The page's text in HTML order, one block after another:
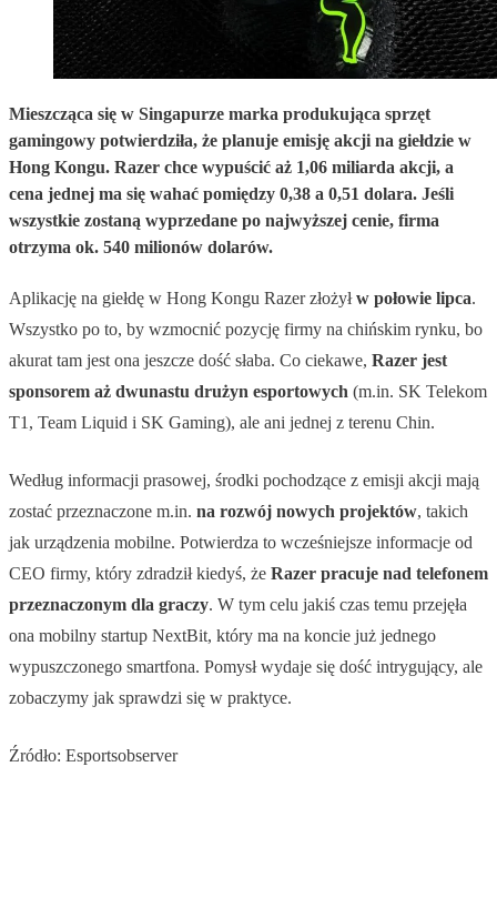
Mieszcząca się w Singapurze marka produkująca sprzęt
gamingowy potwierdziła, że planuje emisję akcji na giełdzie w
Hong Kongu. Razer chce wypuścić aż 1,06 miliarda akcji, a
cena jednej ma się wahać pomiędzy 0,38 a 0,51 dolara. Jeśli
wszystkie zostaną wyprzedane po najwyższej cenie, firma
otrzyma ok. 540 milionów dolarów.
Aplikację na giełdę w Hong Kongu Razer złożyłw połowie lipca.
Wszystko po to, by wzmocnić pozycję firmy na chińskim rynku, bo
akurat tam jest ona jeszcze dość słaba. Co ciekawe, Razer jest
sponsorem aż dwunastu drużyn esportowych (m.in. SK Telekom
T1, Team Liquid i SK Gaming), ale ani jednej z terenu Chin.
Według informacji prasowej, środki pochodzące z emisji akcji mają
zostać przeznaczone m.in. na rozwój nowych projektów, takich
jak urządzenia mobilne. Potwierdza to wcześniejsze informacje od
CEO firmy, który zdradził kiedyś, że Razer pracuje nad telefonem
przeznaczonym dla graczy. W tym celu jakiś czas temu przejęła
ona mobilny startup NextBit, który ma na koncie już jednego
wypuszczonego smartfona. Pomysł wydaje się dość intrygujący, ale
zobaczymy jak sprawdzi się w praktyce.
Źródło: Esportsobserver